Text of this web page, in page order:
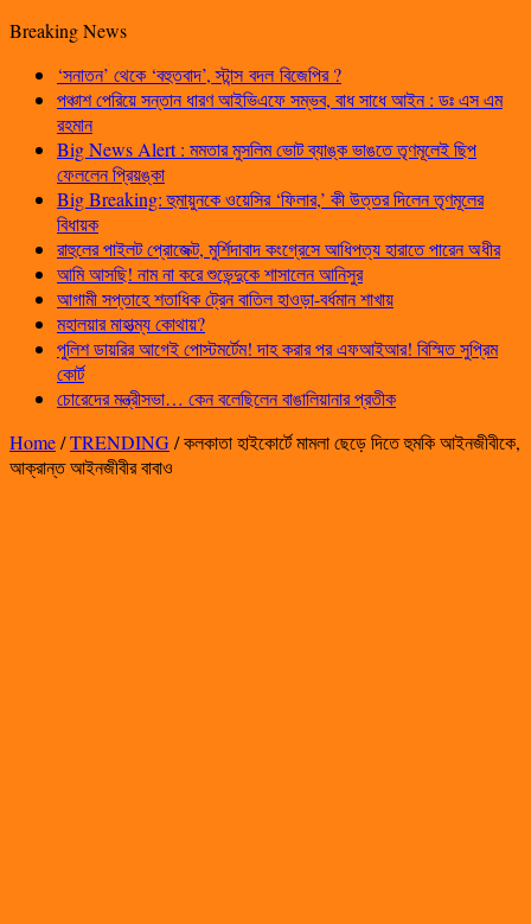
Breaking News
‘সনাতন’ থেকে ‘বহুতবাদ’, স্টান্স বদল বিজেপির ?
পঞ্চাশ পেরিয়ে সন্তান ধারণ আইভিএফে সম্ভব, বাধ সাধে আইন : ডঃ এস এম
রহমান
Big News Alert : মমতার মুসলিম ভোট ব্যাঙ্ক ভাঙতে তৃণমূলেই ছিপ
ফেললেন প্রিয়ঙ্কা
Big Breaking: হুমায়ুনকে ওয়েসির ‘ফিলার,’ কী উত্তর দিলেন তৃণমূলের
বিধায়ক
রাহুলের পাইলট প্রোজেক্ট, মুর্শিদাবাদ কংগ্রেসে আধিপত্য হারাতে পারেন অধীর
আমি আসছি! নাম না করে শুভেন্দুকে শাসালেন আনিসুর
আগামী সপ্তাহে শতাধিক ট্রেন বাতিল হাওড়া-বর্ধমান শাখায়
মহালয়ার মাহাত্ম্য কোথায়?
পুলিশ ডায়রির আগেই পোস্টমর্টেম! দাহ করার পর এফআইআর! বিস্মিত সুপ্রিম
কোর্ট
চোরেদের মন্ত্রীসভা… কেন বলেছিলেন বাঙালিয়ানার প্রতীক
Home/TRENDING/কলকাতা হাইকোর্টে মামলা ছেড়ে দিতে হুমকি আইনজীবীকে,
আক্রান্ত আইনজীবীর বাবাও